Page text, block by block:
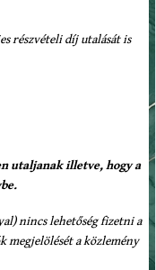
részvételi díj utalását is
utaljanak illetve, hogy a
nincs lehetőség fizetni a
megjelölését a közlemény